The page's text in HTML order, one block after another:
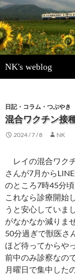
NK's weblog
索
ン
ツ
ス
プ
日記・コラム・つぶやき
混合ワクチン接
2024 / 7 / 8 NK
レイの混合ワク
さんが7月から
のところ7時45分
これなら診療開始
うと安心していま
がなかなか減りま
50分過ぎで獣医さ
ほど待ってからや
前中のみ診察なの
月曜日で集中した